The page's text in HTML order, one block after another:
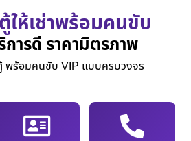
ให้เช่าพร้อมคนขับ
ารดี ราคามิตรภาพ
พร้อมคนขับ VIP แบบครบวงจร